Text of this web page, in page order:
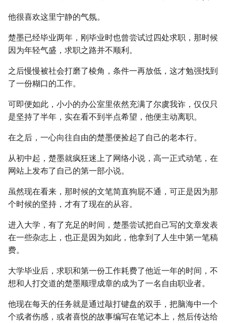
他很喜欢这里宁静的气氛。
楚墨已经毕业两年，刚毕业时也曾尝试过四处求职，那时候
因为年轻气盛，求职之路并不顺利。
之后慢慢被社会打磨了棱角，条件一再放低，这才勉强找到
了一份糊口的工作。
可即便如此，小小的办公室里依然充满了尔虞我诈，仅仅只
是坚持了半年，实在看不到半点希望，他便主动离职。
在之后，一心向往自由的楚墨便捡起了自己的老本行。
从初中起，楚墨就疯狂迷上了网络小说，高一正式动笔，在
网站上发布了自己的第一部小说。
虽然现在看来，那时候的文笔简直狗屁不通，可正是因为那
个时候的坚持，才有了现在的从容。
进入大学，有了充足的时间，楚墨尝试把自己写的文章发表
在一些杂志上，也正是因为如此，他拿到了人生中第一笔稿
费。
大学毕业后，求职和第一份工作耗费了他近一年的时间，不
想和人打交道的楚墨顺理成章的成为了一名自由职业者。
他现在每天的任务就是通过敲打键盘的双手，把脑海中一个
个或者伤感，或者喜悦的故事编写在笔记本上，然后传达给